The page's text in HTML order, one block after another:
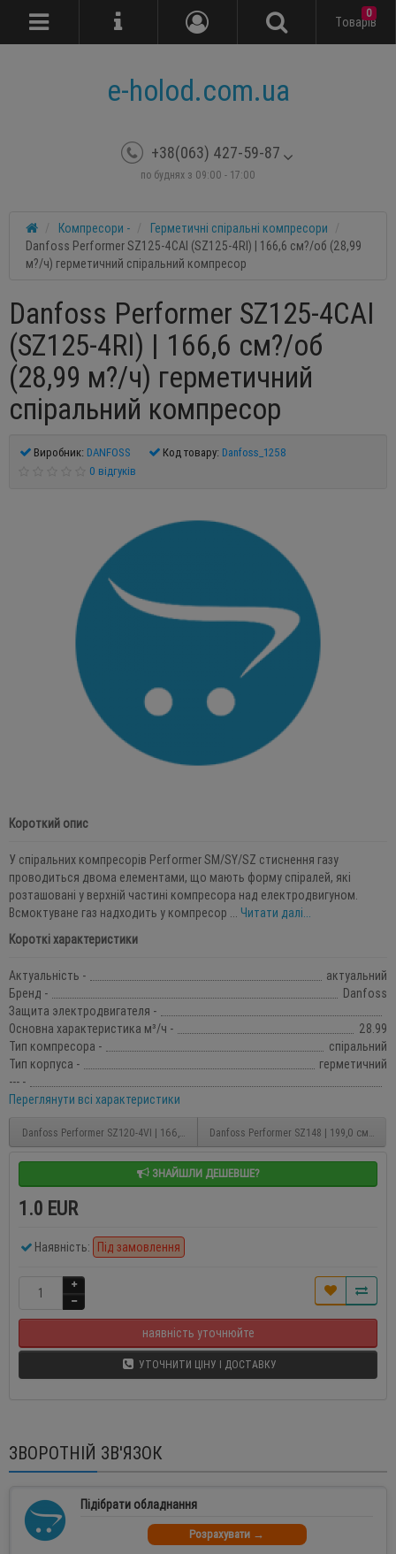
e-holod.com.ua
+38(063) 427-59-87
по буднях з 09:00 - 17:00
Tоварів
0
Компресори -
Герметичні спіральні компресори
Danfoss Performer SZ125-4CAI (SZ125-4RI) | 166,6 см?/об (28,99
м?/ч) герметичний спіральний компресор
Danfoss Performer SZ125-4CAI
(SZ125-4RI) | 166,6 см?/об
(28,99 м?/ч) герметичний
спіральний компресор
Виробник: DANFOSS Код товару: Danfoss_1258
0 відгуків
Короткий опис
У спіральних компресорів Performer SM/SY/SZ стиснення газу
проводиться двома елементами, що мають форму спіралей, які
розташовані у верхній частині компресора над електродвигуном.
Всмоктуване газ надходить у компресор ... Читати далі...
Короткі характеристики
Актуальність -
актуальний
Бренд -
Danfoss
Защита электродвигателя -
Основна характеристика м³/ч -
28.99
Тип компресора -
спіральний
Тип корпуса -
герметичний
--- -
Переглянути всі характеристики
Danfoss Performer SZ120-4VI | 166,6 см?/об (28,99 м?/ч) герметичний спіральний
Danfoss Performer SZ148 | 199,0 см?/об
ЗНАЙШЛИ ДЕШЕВШЕ?
1.0 EUR
Наявність: Під замовлення
наявність уточнюйте
УТОЧНИТИ ЦІНУ І ДОСТАВКУ
ЗВОРОТНІЙ ЗВ'ЯЗОК
Підібрати обладнання
Розрахувати →